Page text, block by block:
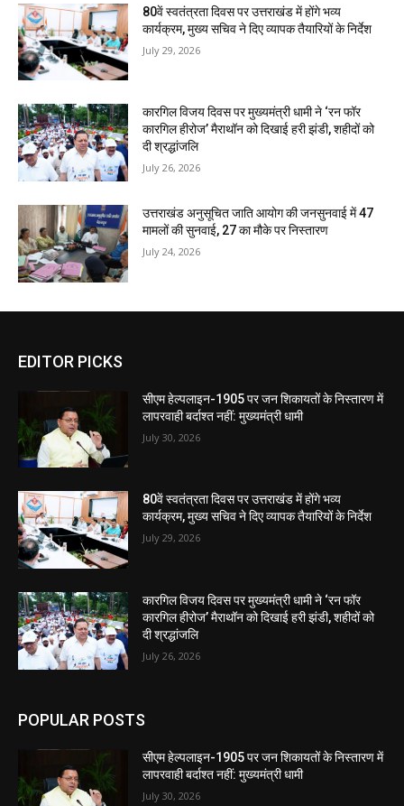
80वें स्वतंत्रता दिवस पर उत्तराखंड में होंगे भव्य
कार्यक्रम, मुख्य सचिव ने दिए व्यापक तैयारियों के निर्देश
July 29, 2026
कारगिल विजय दिवस पर मुख्यमंत्री धामी ने ‘रन फॉर
कारगिल हीरोज’ मैराथॉन को दिखाई हरी झंडी, शहीदों को
दी श्रद्धांजलि
July 26, 2026
उत्तराखंड अनुसूचित जाति आयोग की जनसुनवाई में 47
मामलों की सुनवाई, 27 का मौके पर निस्तारण
July 24, 2026
EDITOR PICKS
सीएम हेल्पलाइन-1905 पर जन शिकायतों के निस्तारण में
लापरवाही बर्दाश्त नहीं: मुख्यमंत्री धामी
July 30, 2026
80वें स्वतंत्रता दिवस पर उत्तराखंड में होंगे भव्य
कार्यक्रम, मुख्य सचिव ने दिए व्यापक तैयारियों के निर्देश
July 29, 2026
कारगिल विजय दिवस पर मुख्यमंत्री धामी ने ‘रन फॉर
कारगिल हीरोज’ मैराथॉन को दिखाई हरी झंडी, शहीदों को
दी श्रद्धांजलि
July 26, 2026
POPULAR POSTS
सीएम हेल्पलाइन-1905 पर जन शिकायतों के निस्तारण में
लापरवाही बर्दाश्त नहीं: मुख्यमंत्री धामी
July 30, 2026